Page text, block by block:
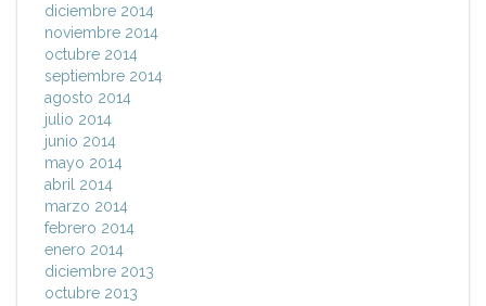
diciembre 2014
noviembre 2014
octubre 2014
septiembre 2014
agosto 2014
julio 2014
junio 2014
mayo 2014
abril 2014
marzo 2014
febrero 2014
enero 2014
diciembre 2013
octubre 2013